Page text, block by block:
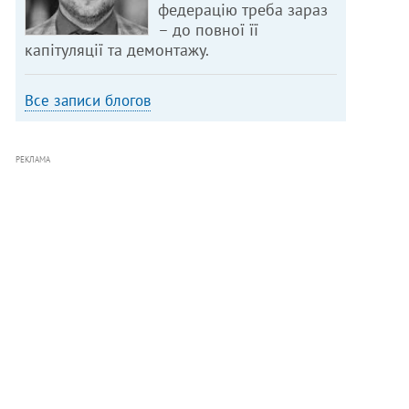
федерацію треба зараз
– до повної її
капітуляції та демонтажу.
Все записи блогов
РЕКЛАМА